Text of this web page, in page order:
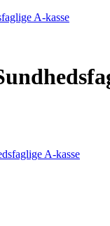
A-kasse
A-kasse